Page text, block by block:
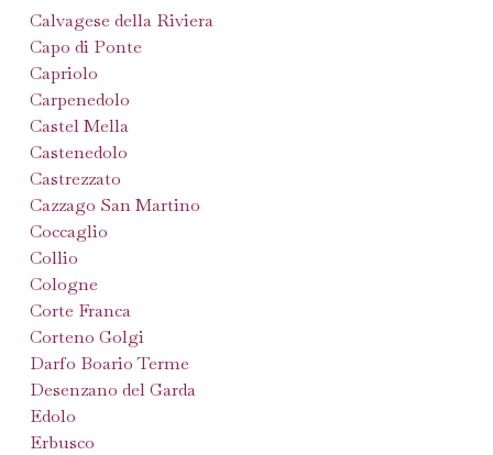
Calvagese della Riviera
Capo di Ponte
Capriolo
Carpenedolo
Castel Mella
Castenedolo
Castrezzato
Cazzago San Martino
Coccaglio
Collio
Cologne
Corte Franca
Corteno Golgi
Darfo Boario Terme
Desenzano del Garda
Edolo
Erbusco